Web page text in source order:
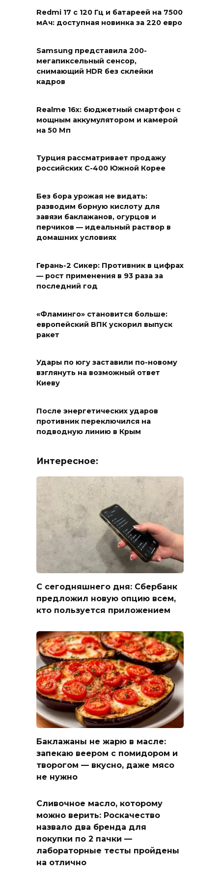
Redmi 17 с 120 Гц и батареей на 7500
мАч: доступная новинка за 220 евро
Samsung представила 200-
мегапиксельный сенсор,
снимающий HDR без склейки
кадров
Realme 16x: бюджетный смартфон с
мощным аккумулятором и камерой
на 50 Мп
Турция рассматривает продажу
российских С-400 Южной Корее
Без бора урожая не видать:
разводим борную кислоту для
завязи баклажанов, огурцов и
перчиков — идеальный раствор в
домашних условиях
Герань-2 Сикер: Противник в цифрах
— рост применения в 93 раза за
последний год
«Фламинго» становится больше:
европейский ВПК ускорил выпуск
ракет
Удары по югу заставили по-новому
взглянуть на возможный ответ
Киеву
После энергетических ударов
противник переключился на
подводную линию в Крым
Интересное:
С сегодняшнего дня: Сбербанк
предложил новую опцию всем,
кто пользуется приложением
Баклажаны не жарю в масле:
запекаю веером с помидором и
творогом — вкусно, даже мясо
не нужно
Сливочное масло, которому
можно верить: Роскачество
назвало два бренда для
покупки по 2 пачки —
лабораторные тесты пройдены
на отлично